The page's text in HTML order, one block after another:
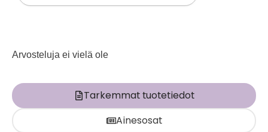
Arvosteluja ei vielä ole
Tarkemmat tuotetiedot
Ainesosat